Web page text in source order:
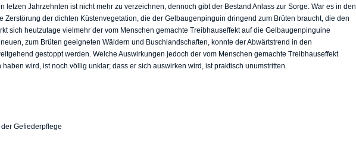
letzen Jahrzehnten ist nicht mehr zu verzeichnen, dennoch gibt der Bestand Anlass zur Sorge. War es in den
Zerstörung der dichten Küstenvegetation, die der Gelbaugenpinguin dringend zum Brüten braucht, die den
sich heutzutage vielmehr der vom Menschen gemachte Treibhauseffekt auf die Gelbaugenpinguine
zum Brüten geeigneten Wäldern und Buschlandschaften, konnte der Abwärtstrend in den
gestoppt werden. Welche Auswirkungen jedoch der vom Menschen gemachte Treibhauseffekt
wird, ist noch völlig unklar; dass er sich auswirken wird, ist praktisch unumstritten.
Gefiederpflege